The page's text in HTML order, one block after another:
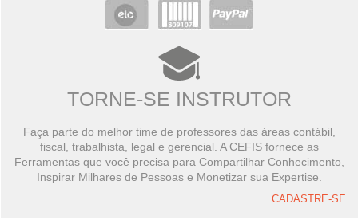
TORNE-SE INSTRUTOR
Faça parte do melhor time de professores das áreas contábil,
fiscal, trabalhista, legal e gerencial. A CEFIS fornece as
Ferramentas que você precisa para Compartilhar Conhecimento,
Inspirar Milhares de Pessoas e Monetizar sua Expertise.
CADASTRE-SE